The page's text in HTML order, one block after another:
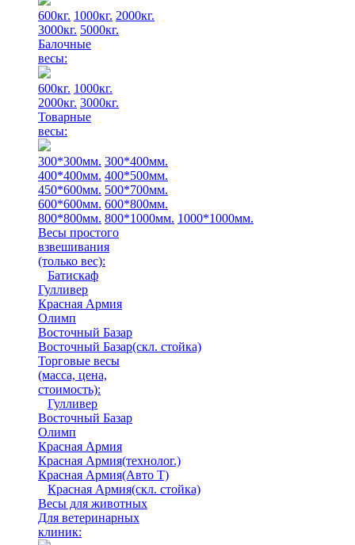
600кг. 1000кг. 2000кг.
3000кг. 5000кг.
Балочные
весы:
600кг. 1000кг.
2000кг. 3000кг.
Товарные
весы:
300*300мм. 300*400мм.
400*400мм. 400*500мм.
450*600мм. 500*700мм.
600*600мм. 600*800мм.
800*800мм. 800*1000мм. 1000*1000мм.
Весы простого
взвешивания
(только вес):
Батискаф
Гулливер
Красная Армия
Олимп
Восточный Базар
Восточный Базар(скл. стойка)
Торговые весы
(масса, цена,
стоимость):
Гулливер
Восточный Базар
Олимп
Красная Армия
Красная Армия(технолог.)
Красная Армия(Авто Т)
Красная Армия(скл. стойка)
Весы для животных
Для ветеринарных
клиник: